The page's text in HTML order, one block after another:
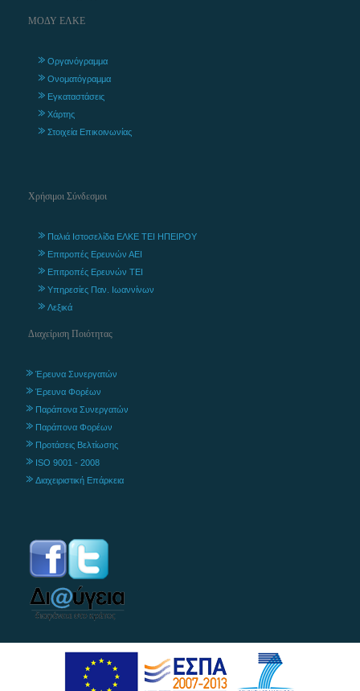
ΜΟΔΥ ΕΛΚΕ
Οργανόγραμμα
Ονοματόγραμμα
Εγκαταστάσεις
Χάρτης
Στοιχεία Επικοινωνίας
Χρήσιμοι Σύνδεσμοι
Παλιά Ιστοσελίδα ΕΛΚΕ ΤΕΙ ΗΠΕΙΡΟΥ
Επιτροπές Ερευνών ΑΕΙ
Επιτροπές Ερευνών ΤΕΙ
Υπηρεσίες Παν. Ιωαννίνων
Λεξικά
Διαχείριση Ποιότητας
Έρευνα Συνεργατών
Έρευνα Φορέων
Παράπονα Συνεργατών
Παράπονα Φορέων
Προτάσεις Βελτίωσης
ISO 9001 - 2008
Διαχειριστική Επάρκεια